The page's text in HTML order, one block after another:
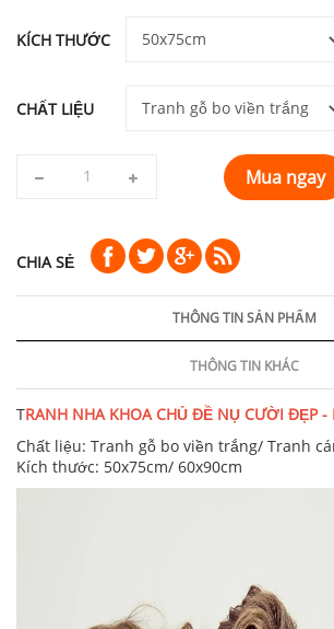
KÍCH THƯỚC
CHẤT LIỆU
Mua ngay
CHIA SẺ
THÔNG TIN SẢN PHẨM
THÔNG TIN KHÁC
TRANH NHA KHOA CHỦ ĐỀ NỤ CƯỜI ĐẸP
Chất liệu: Tranh gỗ bo viền trắng/ Tranh
Kích thước: 50x75cm/ 60x90cm